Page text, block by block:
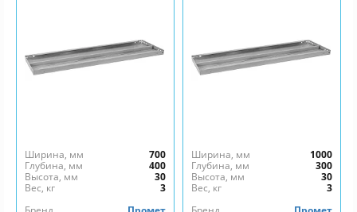
Ширина, мм
700
Глубина, мм
400
Высота, мм
30
Вес, кг
3
Ширина, мм
1000
Глубина, мм
300
Высота, мм
30
Вес, кг
3